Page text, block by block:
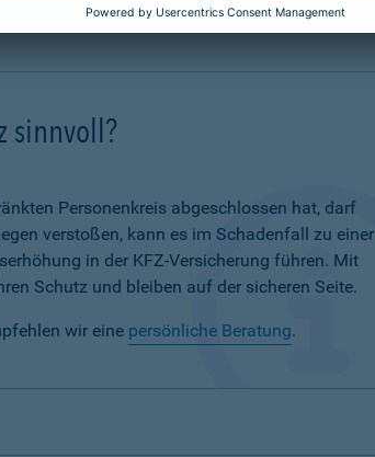
sinnvoll?
Personenkreis abgeschlossen hat, darf
verstoßen, kann es im Schadenfall zu einer
in der KFZ-Versicherung führen. Mit
Schutz und bleiben auf der sicheren Seite.
wir eine persönliche Beratung.